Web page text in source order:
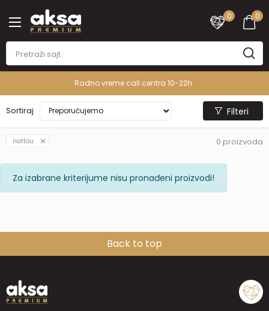
0
0
Radno vreme call centra 10-22h
Sortiraj Filteri
nattou 0 proizvoda
Za izabrane kriterijume nisu pronađeni proizvodi!
Back to top